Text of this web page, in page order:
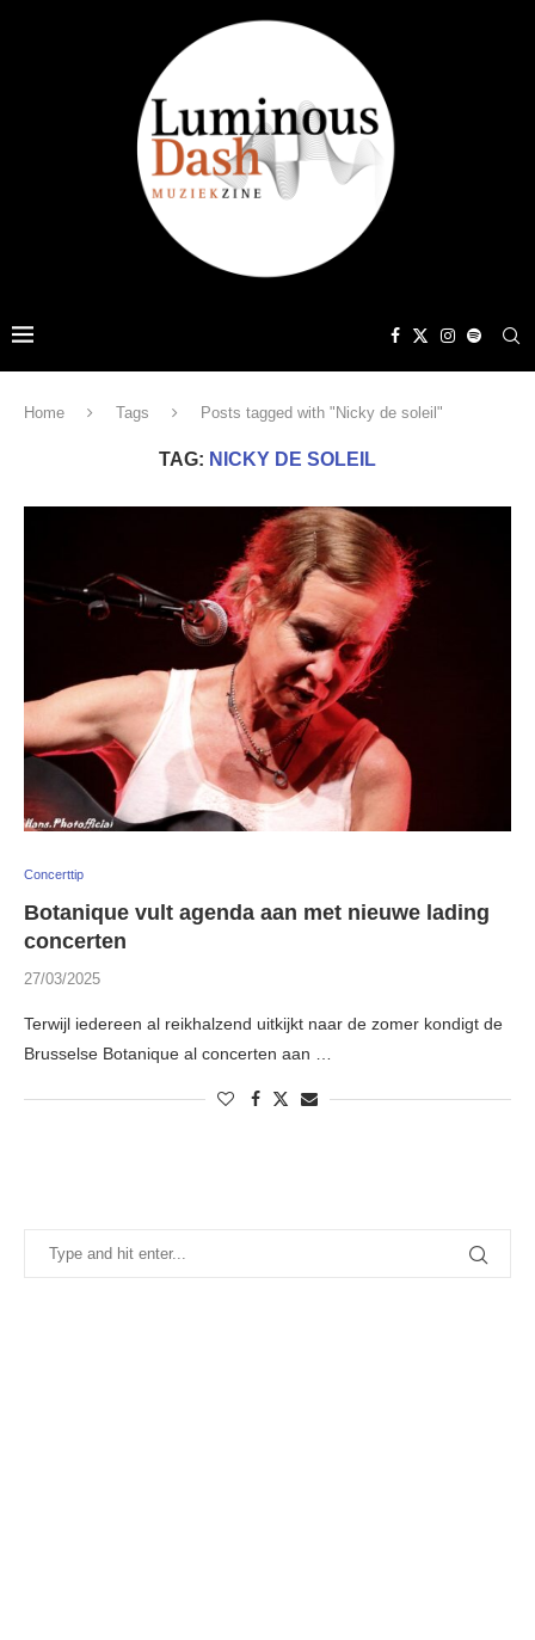
Home Tags Posts tagged with "Nicky de soleil"
TAG: NICKY DE SOLEIL
Concerttip
Botanique vult agenda aan met nieuwe lading
concerten
27/03/2025
Terwijl iedereen al reikhalzend uitkijkt naar de zomer kondigt de
Brusselse Botanique al concerten aan …